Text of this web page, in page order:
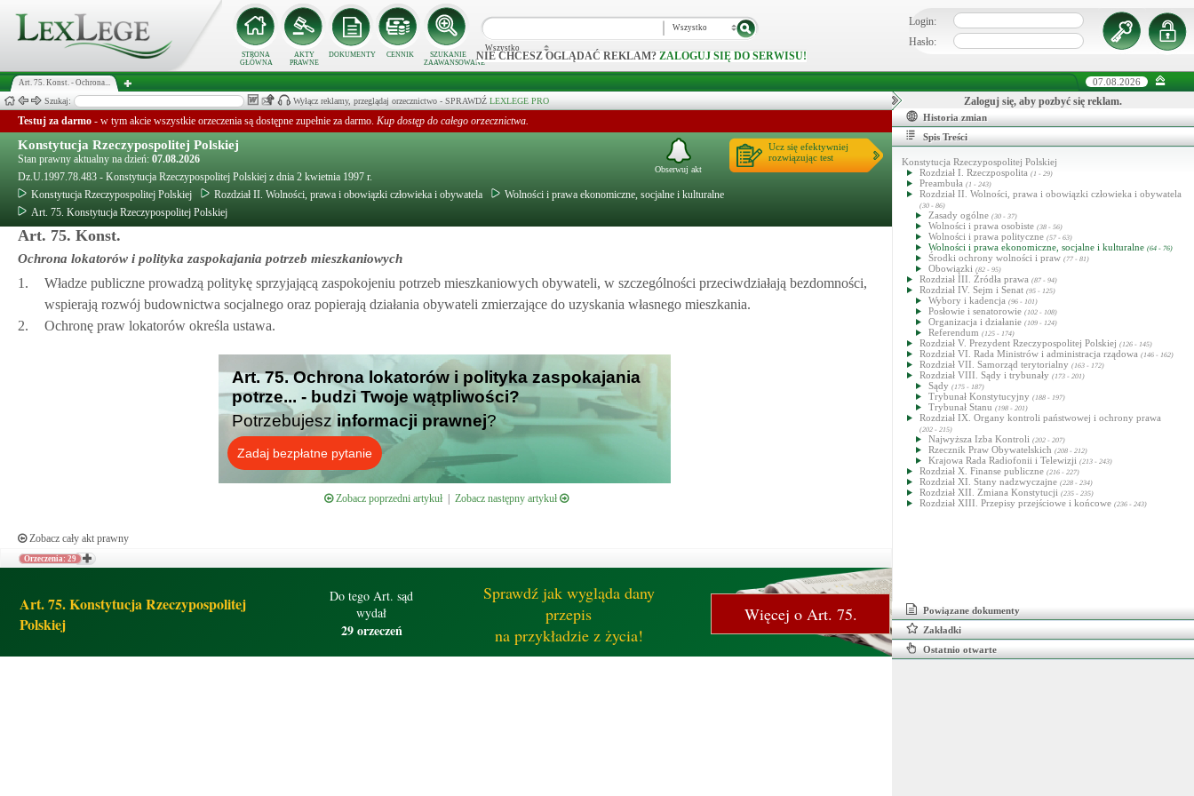
STRONA
GŁÓWNA
AKTY
PRAWNE
DOKUMENTY CENNIK
SZUKANIE
ZAAWANSOWANE
Wszystko
Wszystko
NIE CHCESZ OGLĄDAĆ REKLAM? ZALOGUJ SIĘ DO SERWISU!
Login:
Hasło:
Art. 75. Konst. - Ochrona... 07.08.2026
Szukaj: Wyłącz reklamy, przeglądaj orzecznictwo - SPRAWDŹ LEXLEGE PRO
Testuj za darmo - w tym akcie wszystkie orzeczenia są dostępne zupełnie za darmo. Kup dostęp do całego orzecznictwa.
Konstytucja Rzeczypospolitej Polskiej
Stan prawny aktualny na dzień: 07.08.2026
Dz.U.1997.78.483 - Konstytucja Rzeczypospolitej Polskiej z dnia 2 kwietnia 1997 r.
Konstytucja Rzeczypospolitej Polskiej
Rozdział II. Wolności, prawa i obowiązki człowieka i obywatela
Wolności i prawa ekonomiczne, socjalne i kulturalne
Art. 75. Konstytucja Rzeczypospolitej Polskiej
Ucz się efektywniej
rozwiązując test
Obserwuj akt
Art. 75. Konst.
Ochrona lokatorów i polityka zaspokajania potrzeb mieszkaniowych
1.
Władze publiczne prowadzą politykę sprzyjającą zaspokojeniu potrzeb mieszkaniowych obywateli, w szczególności przeciwdziałają bezdomności,
wspierają rozwój budownictwa socjalnego oraz popierają działania obywateli zmierzające do uzyskania własnego mieszkania.
2.
Ochronę praw lokatorów określa ustawa.
Art. 75. Ochrona lokatorów i polityka zaspokajania
potrze... - budzi Twoje wątpliwości?
Potrzebujesz informacji prawnej?
Zadaj bezpłatne pytanie
Zobacz poprzedni artykuł| Zobacz następny artykuł
Zobacz cały akt prawny
Orzeczenia: 29
Art. 75. Konstytucja Rzeczypospolitej
Polskiej
Do tego Art. sąd
wydał
29 orzeczeń
Sprawdź jak wygląda dany
przepis
na przykładzie z życia!
Więcej o Art. 75.
Zaloguj się, aby pozbyć się reklam.
Historia zmian
Spis Treści
Konstytucja Rzeczypospolitej Polskiej
Rozdział I. Rzeczpospolita (1 - 29)
Preambuła (1 - 243)
Rozdział II. Wolności, prawa i obowiązki człowieka i obywatela
(30 - 86)
Zasady ogólne (30 - 37)
Wolności i prawa osobiste (38 - 56)
Wolności i prawa polityczne (57 - 63)
Wolności i prawa ekonomiczne, socjalne i kulturalne (64 - 76)
Środki ochrony wolności i praw (77 - 81)
Obowiązki (82 - 95)
Rozdział III. Źródła prawa (87 - 94)
Rozdział IV. Sejm i Senat (95 - 125)
Wybory i kadencja (96 - 101)
Posłowie i senatorowie (102 - 108)
Organizacja i działanie (109 - 124)
Referendum (125 - 174)
Rozdział V. Prezydent Rzeczypospolitej Polskiej (126 - 145)
Rozdział VI. Rada Ministrów i administracja rządowa (146 - 162)
Rozdział VII. Samorząd terytorialny (163 - 172)
Rozdział VIII. Sądy i trybunały (173 - 201)
Sądy (175 - 187)
Trybunał Konstytucyjny (188 - 197)
Trybunał Stanu (198 - 201)
Rozdział IX. Organy kontroli państwowej i ochrony prawa
(202 - 215)
Najwyższa Izba Kontroli (202 - 207)
Rzecznik Praw Obywatelskich (208 - 212)
Krajowa Rada Radiofonii i Telewizji (213 - 243)
Rozdział X. Finanse publiczne (216 - 227)
Rozdział XI. Stany nadzwyczajne (228 - 234)
Rozdział XII. Zmiana Konstytucji (235 - 235)
Rozdział XIII. Przepisy przejściowe i końcowe (236 - 243)
Powiązane dokumenty
Zakładki
Ostatnio otwarte